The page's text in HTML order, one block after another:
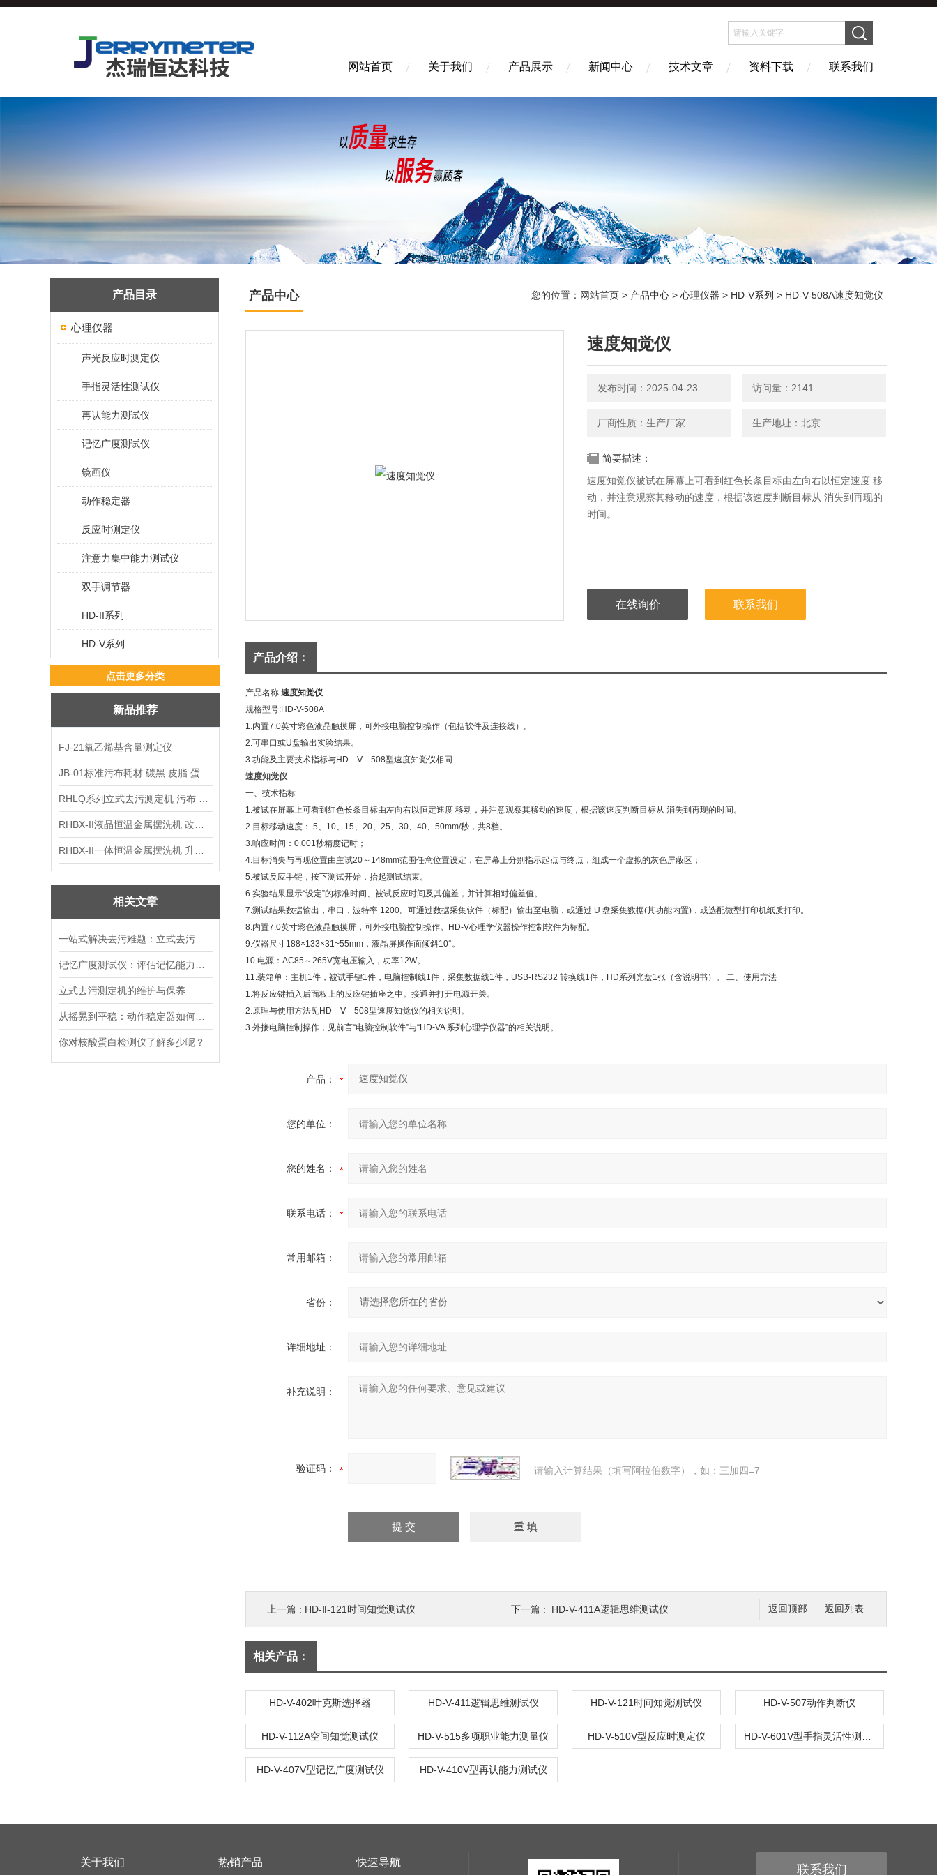
网站首页 关于我们 产品展示 新闻中心 技术文章 资料下载 联系我们
产品目录
心理仪器
声光反应时测定仪
手指灵活性测试仪
再认能力测试仪
记忆广度测试仪
镜画仪
动作稳定器
反应时测定仪
注意力集中能力测试仪
双手调节器
HD-II系列
HD-V系列
点击更多分类
新品推荐
FJ-21氧乙烯基含量测定仪
相关文章
立式去污测定机的维护与保养
你对核酸蛋白检测仪了解多少呢？
产品中心 您的位置： 网站首页 > 产品中心 > 心理仪器 > HD-V系列 > HD-V-508A速度知觉仪
速度知觉仪
发布时间：2025-04-23 访问量：2141
厂商性质：生产厂家 生产地址：北京
简要描述：
速度知觉仪被试在屏幕上可看到红色长条目标由左向右以恒定速度 移
动，并注意观察其移动的速度，根据该速度判断目标从 消失到再现的
时间。
在线询价 联系我们
产品介绍：
产品名称:速度知觉仪
规格型号:HD-V-508A
1.内置7.0英寸彩色液晶触摸屏，可外接电脑控制操作（包括软件及连接线）。
2.可串口或U盘输出实验结果。
3.功能及主要技术指标与HD—Ⅴ—508型速度知觉仪相同
速度知觉仪
一、技术指标
1.被试在屏幕上可看到红色长条目标由左向右以恒定速度 移动，并注意观察其移动的速度，根据该速度判断目标从 消失到再现的时间。
2.目标移动速度： 5、 10、 15、 20、 25、 30、 40、 50mm/秒，共8档。
3.响应时间： 0.001秒精度记时；
4.目标消失与再现位置由主试20～ 148mm范围任意位置设定，在屏幕上分别指示起点与终点，组成一个虚拟的灰色屏蔽区；
5.被试反应手键，按下测试开始，抬起测试结束。
6.实验结果显示“设定”的标准时间、被试反应时间及其偏差，并计算相对偏差值。
7.测试结果数据输出，串口，波特率 1200。可通过数据采集软件（标配）输出至电脑，或通过 U 盘采集数据(其功能内置) ，或选配微型打印机纸质打印。
8.内置7.0英寸彩色液晶触摸屏，可外接电脑控制操作。 HD-V心理学仪器操作控制软件为标配。
9.仪器尺寸188×133×31~55mm ，液晶屏操作面倾斜10°。
10.电源： AC85 ～265V宽电压输入，功率12W。
11.装箱单：主机1件，被试手键1件，电脑控制线1件，采集数据线1件， USB-RS232 转换线1件， HD系列光盘1张（含说明书）。 二、使用方法
1.将反应键插入后面板上的反应键插座之中。接通并打开电源开关。
2.原理与使用方法见HD—Ⅴ—508型速度知觉仪的相关说明。
3.外接电脑控制操作，见前言“电脑控制软件”与“HD-VA 系列心理学仪器”的相关说明。
产品：
您的单位：
您的姓名：
联系电话：
常用邮箱：
省份：
详细地址：
补充说明：
验证码： 请输入计算结果（填写阿拉伯数字），如：三加四=7
返回列表
返回顶部
上一篇 : HD-Ⅱ-121时间知觉测试仪 下一篇 : HD-V-411A逻辑思维测试仪
相关产品：
HD-V-402叶克斯选择器 HD-V-411逻辑思维测试仪 HD-V-121时间知觉测试仪 HD-V-507动作判断仪
HD-V-112A空间知觉测试仪 HD-V-515多项职业能力测量仪 HD-V-510V型反应时测定仪
HD-V-407V型记忆广度测试仪 HD-V-410V型再认能力测试仪
关于我们 热销产品 快速导航
联系我们